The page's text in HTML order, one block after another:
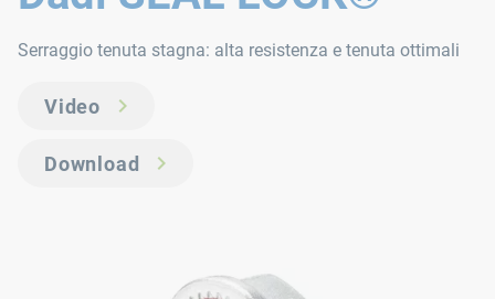
Serraggio tenuta stagna: alta resistenza e tenuta ottimali
Video
Download